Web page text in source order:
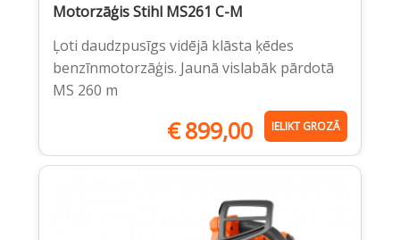
Motorzāģis Stihl MS261 C-M
Ļoti daudzpusīgs vidējā klāsta ķēdes
benzīnmotorzāģis. Jaunā vislabāk pārdotā
MS 260 m
€899,00 IELIKT GROZĀ